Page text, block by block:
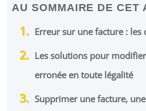
AU SOMMAIRE DE CET
Erreur sur une facture : les
Les solutions pour
erronée en toute légalité
Supprimer une facture,